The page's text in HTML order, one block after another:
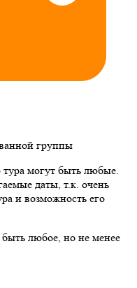
группы
могут быть любые.
даты, т.к. очень
и возможность его
любое, но не менее